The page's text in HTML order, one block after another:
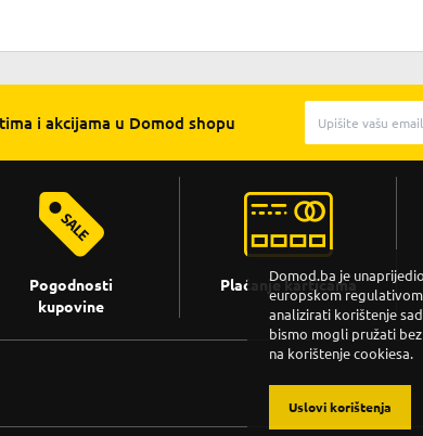
i akcijama u Domod shopu
Pogodnosti
kupovine
Plaćanje karticama
Domod.ba je
europskom
analizirati korištenje
bismo mogli pružati
na korištenje cookiesa.
Uslovi korištenja